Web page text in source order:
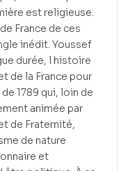
est religieuse.
France de ces
inédit. Youssef
durée, l histoire
de la France pour
1789 qui, loin de
animée par
de Fraternité,
de nature
et